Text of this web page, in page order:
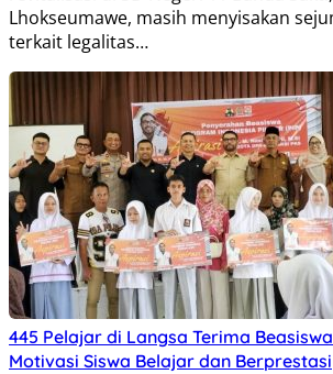
Lhokseumawe, masih menyisakan
terkait legalitas…
445 Pelajar di Langsa Terima
Motivasi Siswa Belajar dan Berprestasi